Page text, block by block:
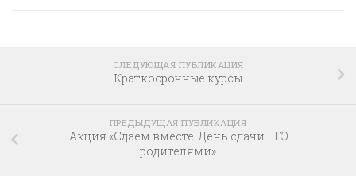
СЛЕДУЮЩАЯ ПУБЛИКАЦИЯ
Краткосрочные курсы
ПРЕДЫДУЩАЯ ПУБЛИКАЦИЯ
Акция «Сдаем вместе. День сдачи ЕГЭ
родителями»